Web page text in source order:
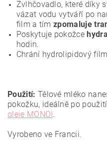
Zvlhčovadlo, které díky
vázat vodu vytváří po
film a tímzpomaluje
Poskytuje pokožce
hodin.
Chrání hydrolipidový
Použití: Tělové mléko
pokožku, ideálně po použití
oleje MONOI.
Vyrobeno ve Francii.